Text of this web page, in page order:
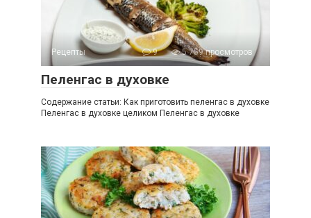
Рецепты 9 5 759 просмотров
Пеленгас в духовке
Содержание статьи: Как приготовить пеленгас в духовке
Пеленгас в духовке целиком Пеленгас в духовке